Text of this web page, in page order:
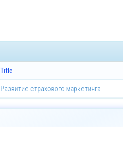
Title
Развитие страхового маркетинга